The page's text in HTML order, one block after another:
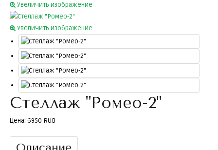
Увеличить изображение
Увеличить изображение
Стеллаж "Ромео-2"
Цена: 6950 RUB